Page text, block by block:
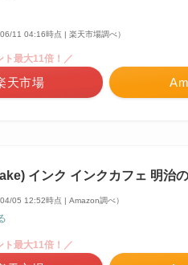
06/11 04:16時点 | 楽天市場調べ）
ト最大11倍！／
天市場
インク インクカフェ 明治
04/05 12:52時点 | Amazon調べ）
ト最大11倍！／